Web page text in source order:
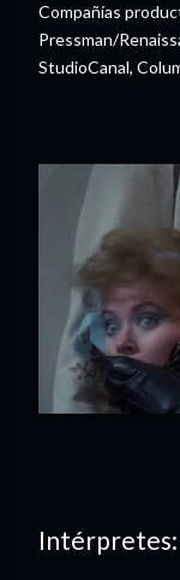
Compañías
Pressman/
StudioCanal,
Intérpretes: